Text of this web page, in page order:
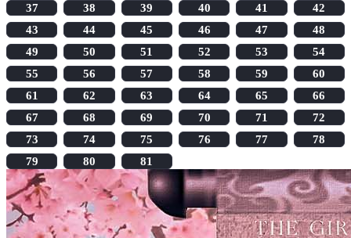
37
38 39 40 41
42
43
44 45 46 47
48
49
50 51 52 53
54
55
56 57 58 59
60
61
62 63 64 65
66
67
68 69 70 71
72
73
74 75 76 77
78
79
80 81